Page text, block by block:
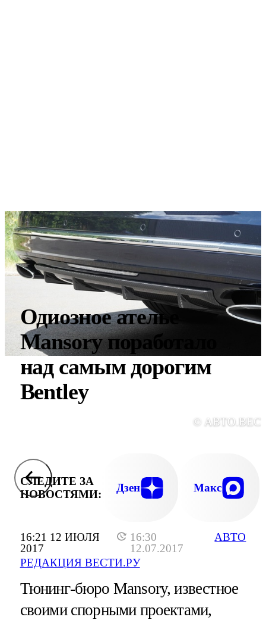
16:21 12 ИЮЛЯ
2017
16:30
12.07.2017
РЕДАКЦИЯ ВЕСТИ.РУ
АВТО
Одиозное ателье
Mansory поработало
над самым дорогим
Bentley
©
СЛЕДИТЕ ЗА
НОВОСТЯМИ:
Дзен Макс
Тюнинг-бюро Mansory, известное
своими спорными проектами,